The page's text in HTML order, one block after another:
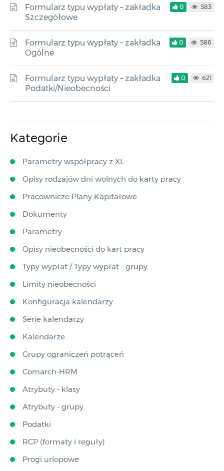
Formularz typu wypłaty – zakładka
Szczegółowe
0 583
Formularz typu wypłaty – zakładka
Ogólne
0 586
Formularz typu wypłaty – zakładka
Podatki/Nieobecności
0 621
Kategorie
Parametry współpracy z XL
Opisy rodzajów dni wolnych do karty pracy
Pracownicze Plany Kapitałowe
Dokumenty
Parametry
Opisy nieobecności do kart pracy
Typy wypłat / Typy wypłat - grupy
Limity nieobecności
Konfiguracja kalendarzy
Serie kalendarzy
Kalendarze
Grupy ograniczeń potrąceń
Comarch-HRM
Atrybuty - klasy
Atrybuty - grupy
Podatki
RCP (formaty i reguły)
Progi urlopowe